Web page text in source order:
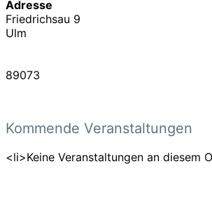
Adresse
Friedrichsau 9
Ulm
89073
Kommende Veranstaltungen
<li>Keine Veranstaltungen an diesem